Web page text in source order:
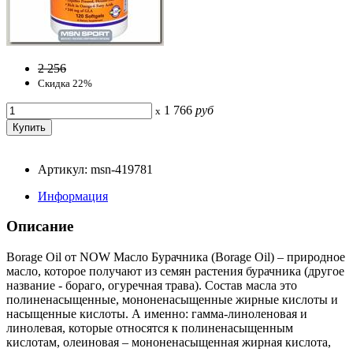
2 256
Скидка 22%
x 1 766 руб
Артикул: msn-419781
Информация
Описание
Borage Oil от NOW Масло Бурачника (Borage Oil) – природное
масло, которое получают из семян растения бурачника (другое
название - бораго, огуречная трава). Состав масла это
полиненасыщенные, мононенасыщенные жирные кислоты и
насыщенные кислоты. А именно: гамма-линоленовая и
линолевая, которые относятся к полиненасыщенным
кислотам, олеиновая – мононенасыщенная жирная кислота,